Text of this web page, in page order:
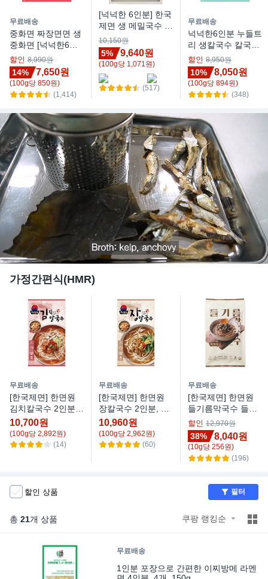
무료배송
중화면 짜장면면 생
중화면 [넉넉한6인
분], 1개
할인 8,990원
14% 7,650원
(100g당 850원)
(1,414)
[넉넉한 6인분] 한국
제면 생 메밀국수 소
바면 냉모밀면 막국
수면, 1개, 900g
10,150원
5% 9,640원
(100g당 1,071원)
(517)
무료배송
넉넉한6인분 누들트
리 생칼국수 칼국수
면 칼국수생면, 1개,
900g
할인 8,950원
10% 8,050원
(100g당 894원)
(348)
Unmute Loaded
25.38%
가정간편식(HMR)
무료배송
[한국제면] 한면원
김치칼국수 2인분,
1세트, 370g
10,700원
(100g당 2,892원)
(14)
무료배송
[한국제면] 한면원
장칼국수 2인분, 1
개, 370g
10,960원
(100g당 2,962원)
(60)
무료배송
[한국제면] 한면원
들기름막국수 들기
름국수 2인분, 314
g, 1개
할인 12,970원
38% 8,040원
(10g당 256원)
(196)
할인 상품 필터
총 21개 상품 쿠팡 랭킹순
무료배송
1인분 포장으로 간편한 이찌방메 라멘